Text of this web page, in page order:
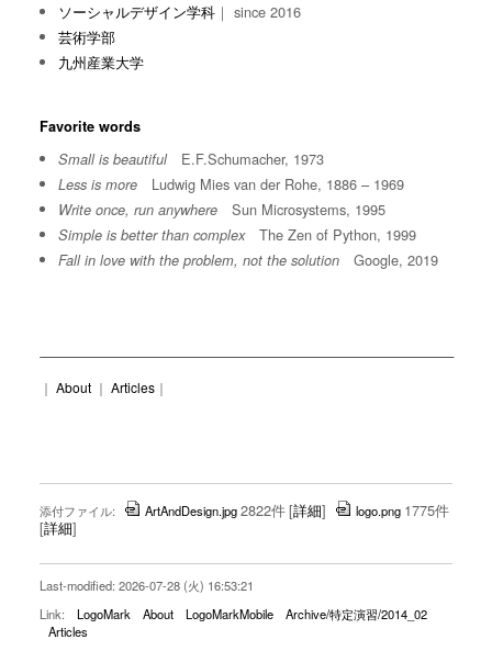
ソーシャルデザイン学科 ｜ since 2016
芸術学部
九州産業大学
Favorite words
Small is beautifulE.F.Schumacher, 1973
Less is more Ludwig Mies van der Rohe, 1886 – 1969
Write once, run anywhere Sun Microsystems, 1995
Simple is better than complexThe Zen of Python, 1999
Fall in love with the problem, not the solution Google, 2019
｜ About｜ Articles｜
添付ファイル: ArtAndDesign.jpg2822件[詳細] logo.png 1775件
[詳細]
Last-modified: 2026-07-28 (火) 16:53:21
Link:
LogoMark About LogoMarkMobile
Archive/特定演習/2014_02
Articles